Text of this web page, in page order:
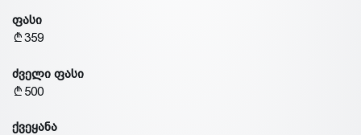
ფასი
359
ძველი ფასი
500
ქვეყანა